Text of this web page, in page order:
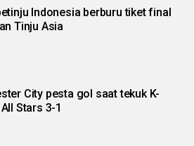
Indonesia berburu tiket final
Tinju Asia
City pesta gol saat tekuk K-
Stars 3-1